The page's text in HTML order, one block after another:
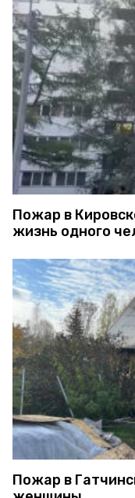
Пожар в
жизнь одного
Пожар в